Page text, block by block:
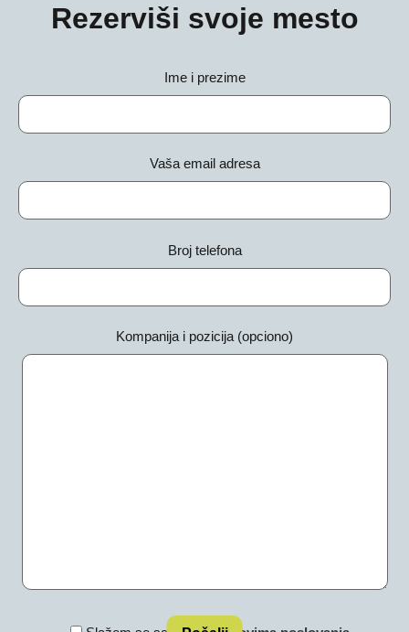
Rezerviši svoje mesto
Ime i prezime
Vaša email adresa
Broj telefona
Kompanija i pozicija (opciono)